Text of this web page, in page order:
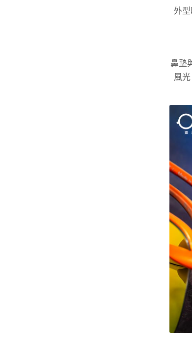
外
鼻墊
風